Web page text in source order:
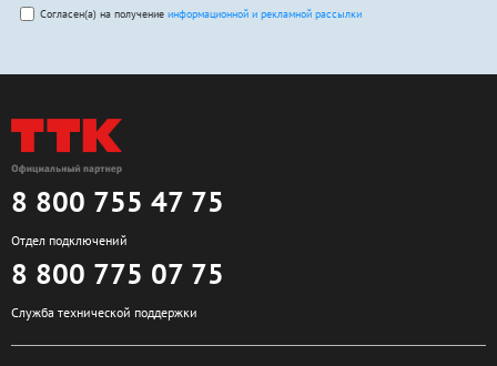
Согласен(а) на получение информационной и рекламной рассылки
8 800 755 47 75
Отдел подключений
8 800 775 07 75
Служба технической поддержки